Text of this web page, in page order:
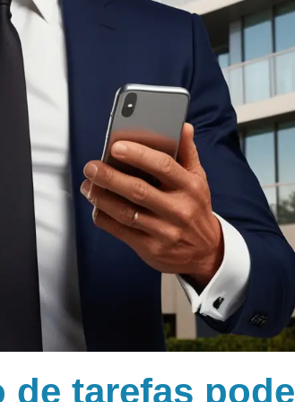
de tarefas pode